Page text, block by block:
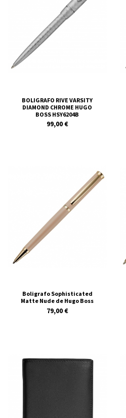
BOLIGRAFO RIVE VARSITY
DIAMOND CHROME HUGO
BOSS HSY6204B
99,00 €
Boligrafo Sophisticated
Matte Nude de Hugo Boss
79,00 €